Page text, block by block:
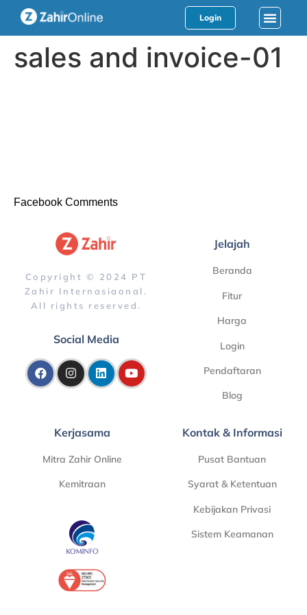
Login
sales and invoice-01
Facebook Comments
Copyright © 2024 PT
Zahir Internasiaonal.
All rights reserved.
Social Media
Jelajah
Beranda
Fitur
Harga
Login
Pendaftaran
Blog
Kerjasama
Mitra Zahir Online
Kemitraan
Kontak & Informasi
Pusat Bantuan
Syarat & Ketentuan
Kebijakan Privasi
Sistem Keamanan